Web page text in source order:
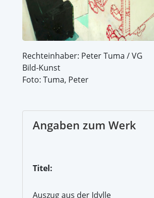
Rechteinhaber: Peter Tuma / VG
Bild-Kunst
Foto: Tuma, Peter
Angaben zum Werk
Titel:
Auszug aus der Idylle